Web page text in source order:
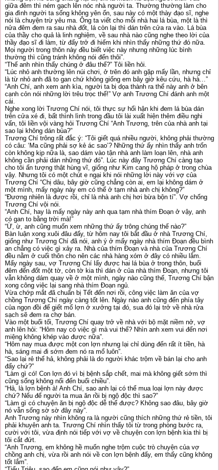
giữa đêm thì ném gạch lên nóc nhà người ta. Thường thường làm cho
gia đình người ta sống không yên ổn, sau này có một thày đạo sĩ, nghe
nói là chuyện trừ yêu ma. Ông ta viết cho mỗi nhà hai lá bùa, một là thì
nửa đêm đem ra sau nhà đốt, lá còn lại thì dán trên cửa ra vào. Lá bùa
của thầy cho quả là linh nghiệm, về sau nhà nào cũng nghe theo lời của
thầy đạo sĩ đi làm, từ đấy trở đi hiếm khi nhìn thấy những thứ đó nữa.
Mọi người trong thôn này đều biết việc này nhưng những lúc bình
thường thì cũng tránh không nói đến thôi”.
“Thế anh nhìn thấy chúng ở đâu thế?” Tôi liền hỏi.
“Lúc nhỏ anh thường lên núi chơi, ở trên đó anh gặp mấy lần, nhưng chỉ
là từ nhỏ anh đã to gan chứ không giống em bây giờ kêu cứu, hà hà…”
“Anh Chí, anh xem anh kìa, người ta bị dọa thành ra thế này anh ở bên
cạnh cỏn nói những lời trêu trọc thế!” Vợ anh Trương Chí đánh anh một
cái.
Nghe xong lời Trương Chí nói, tôi thực sự hối hận khi đem lá bùa dán
trên cửa xé đi, bất thình lình trong đầu tôi lài xuất hiện thêm điều nghi
vấn, tôi liền vội vàng hỏi Trương Chí “Anh Trương, trên của nhà anh tại
sao lại không dán bùa?”
Trương Chí trông rất đắc ý: “Tôi giết quá nhiều người, không phải thường
có câu: ‘Ma cũng phải sợ kẻ ác sao’? Những thứ ấy nhìn thấy anh trốn
còn không kịp nữa là, sao dám vào tận nhà anh làm loạn lên, nhà anh
không cần phải dán những thứ đó”. Lúc này đây Trương Chí càng tạo
cho tôi ấn tượng thật hùng vĩ, giống như Kim cang hộ pháp ở trong chùa
vậy. Nhưng tôi có một chút e ngại khi nói những lời này với vợ của
Trương Chí “Chị dâu, bây giờ cũng chẳng còn ai, em lại không dám ở
một mình, mấy ngày này em có thể ở tạm nhà anh chị không?”
“Đương nhiên là được rồi, chỉ là nhà anh chị hơi bừa bộn tí”. Vợ chống
Trương Chí vội nói.
“Anh Chí, hay là mấy ngày này anh qua tạm nhà thím Đoạn ở vậy, anh
có gan to bằng trời mà!”
“Ừ, ừ, anh cũng muốn xem những thứ ấy trông chúng thế nào?”
Bàn luận xong xuôi đâu đấy, từ hôm nay tôi bắt đầu ở nhà Trương Chí,
giống như Trương Chí đã nói, anh ý ở mấy ngày nhà thím Đoạn đều bình
an chẳng có việc gì xảy ra. Nhà của thím Đoạn và nhà của Trương Chí
đều nằm ở cuối thôn cho nên các nhà hàng xóm ở đây có nhiều lắm.
Mấy ngày sau, vợ Trương Chí lấy được hai lá bùa ở trong thôn, buổi
đêm đến đốt một tờ, còn tờ kia thì dán ở của nhà thím Đoạn, nhưng tôi
vẫn không dám quay về ở một mình, ngày nào cũng thế, Trương Chí bận
xong công việc lại sang nhà thím Đoạn ngủ.
Vừa chớp mắt đã chuẩn bị Tết đến nơi rồi, công việc làm ăn của vợ
chồng Trương Chí ngày càng tốt lên. Ngày nào anh cũng đến phía tây
của ngọn đồi để giết mổ lợn ở xưởng tại đó, sua đó lại trở về nhà rửa
sạch sẽ đem ra chợ bán.
Vào một buổi tối, Trương Chí quay trở về nhà với bộ mặt niềm nở, vợ
anh lên hỏi: “Hôm nay có việc gì mà vui thế? Nhìn anh xem vui đến nơi
miệng không khép vào được nữa”.
“Hôm nay mua được một con lợn nhưng lại chỉ dùng đến rất ít tiền, hà
hà, sáng mai đi sớm đem nó ra mổ luôn”.
“Sao lại rẻ thế hả, không phải là do người khác trộm về bán lại cho anh
đấy chứ?”
“Làm gì có! Con lợn đó vì bị bệnh sắp chết, mai mà không giết sớm thì
cũng sống không nổi đến buổi chiều”.
“Hả, là lợn bệnh à! Anh Chí, sao anh lại có thể mua loại lợn này được
chứ? Nếu để người ta mua ăn rồi bị ngộ độc thì sao?”
“Làm gì có chuyện ăn bị ngộ độc dễ thế được? Không sao đâu, bây giờ
nó vẫn sống sờ sờ đây này”.
Anh Trương này nhìn không ra là người cũng thích những thứ rẻ tiền, tôi
phải khuyên anh ta. Trương Chí nhìn thấy tôi từ trong phòng bước ra,
cười với tôi, vừa định nói tiếp với vợ về chuyện con lợn bệnh kia thì bị
tôi cắt đứt.
“Anh Trương, em không hề muốn nghe trộm cuộc trò chuyện của vợ
chồng anh chị, vừa rồi anh nói về con lợn bệnh đấy, em thấy cũng không
tốt lắm”.